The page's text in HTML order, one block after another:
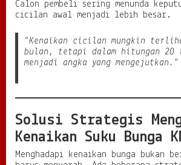
Calon pembeli sering menunda
cicilan awal menjadi lebih besar.
“Kenaikan cicilan mungkin
bulan, tetapi dalam hitungan 20
menjadi angka yang mengejutkan.”
Solusi Strategis
Kenaikan Suku Bunga
Menghadapi kenaikan bunga bukan